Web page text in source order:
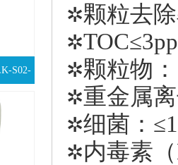
S02-
✲颗粒去
✲
✲颗粒物
✲重金属
✲细菌：
✲内毒素